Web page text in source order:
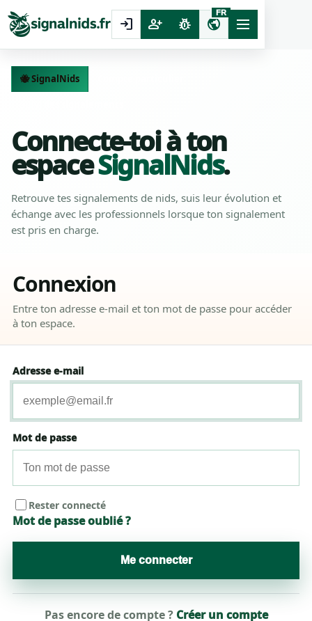
login person_add pest_control public
FR
🐝 SignalNids
Connecte-toi à ton
espaceSignalNids.
Retrouve tes signalements de nids, suis leur évolution et
échange avec les professionnels lorsque ton signalement
est pris en charge.
Connexion
Entre ton adresse e-mail et ton mot de passe pour accéder
à ton espace.
Adresse e-mail
Mot de passe
Rester connecté
Mot de passe oublié ?
Me connecter
Pas encore de compte ? Créer un compte